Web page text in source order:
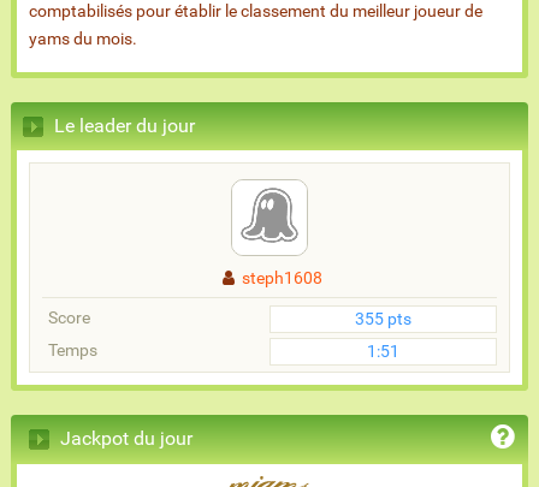
comptabilisés pour établir le classement du meilleur joueur de
yams du mois.
Le leader du jour
steph1608
Score
355 pts
Temps
1:51
Jackpot du jour